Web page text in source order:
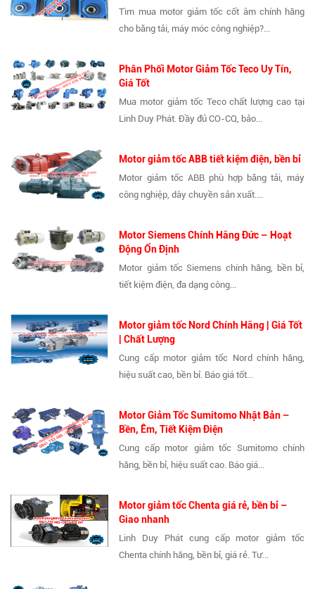
Tìm mua motor giảm tốc cốt âm chính hãng
cho băng tải, máy móc công nghiệp?...
Phân Phối Motor Giảm Tốc Teco Uy Tín,
Giá Tốt
Mua motor giảm tốc Teco chất lượng cao tại
Linh Duy Phát. Đầy đủ CO-CQ, bảo...
Motor giảm tốc ABB tiết kiệm điện, bền bỉ
Motor giảm tốc ABB phù hợp băng tải, máy
công nghiệp, dây chuyền sản xuất....
Motor Siemens Chính Hãng Đức – Hoạt
Động Ổn Định
Motor giảm tốc Siemens chính hãng, bền bỉ,
tiết kiệm điện, đa dạng công...
Motor giảm tốc Nord Chính Hãng | Giá Tốt
| Chất Lượng
Cung cấp motor giảm tốc Nord chính hãng,
hiệu suất cao, bền bỉ. Báo giá tốt...
Motor Giảm Tốc Sumitomo Nhật Bản –
Bền, Êm, Tiết Kiệm Điện
Cung cấp motor giảm tốc Sumitomo chính
hãng, bền bỉ, hiệu suất cao. Báo giá...
Motor giảm tốc Chenta giá rẻ, bền bỉ –
Giao nhanh
Linh Duy Phát cung cấp motor giảm tốc
Chenta chính hãng, bền bỉ, giá rẻ. Tư...